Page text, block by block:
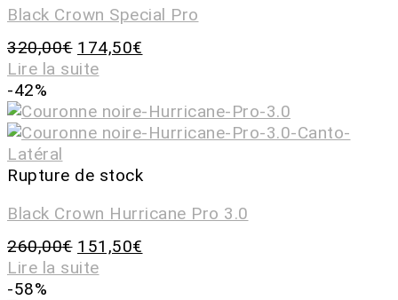
Black Crown Special Pro
320,00€ 174,50€
Lire la suite
-42%
Rupture de stock
Black Crown Hurricane Pro 3.0
260,00€ 151,50€
Lire la suite
-58%